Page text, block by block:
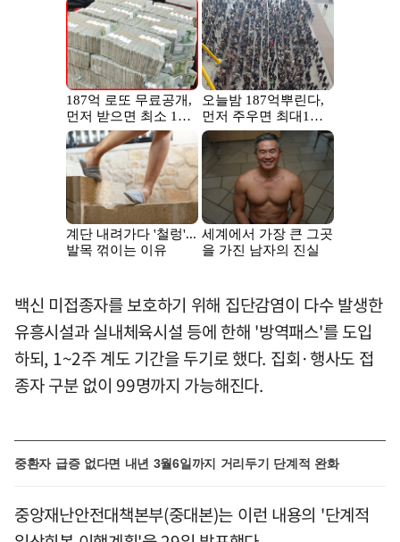
백신 미접종자를 보호하기 위해 집단감염이 다수 발생한
유흥시설과 실내체육시설 등에 한해 '방역패스'를 도입
하되, 1~2주 계도 기간을 두기로 했다. 집회·행사도 접
종자 구분 없이 99명까지 가능해진다.
중환자 급증 없다면 내년 3월6일까지 거리두기 단계적 완화
중앙재난안전대책본부(중대본)는 이런 내용의 '단계적